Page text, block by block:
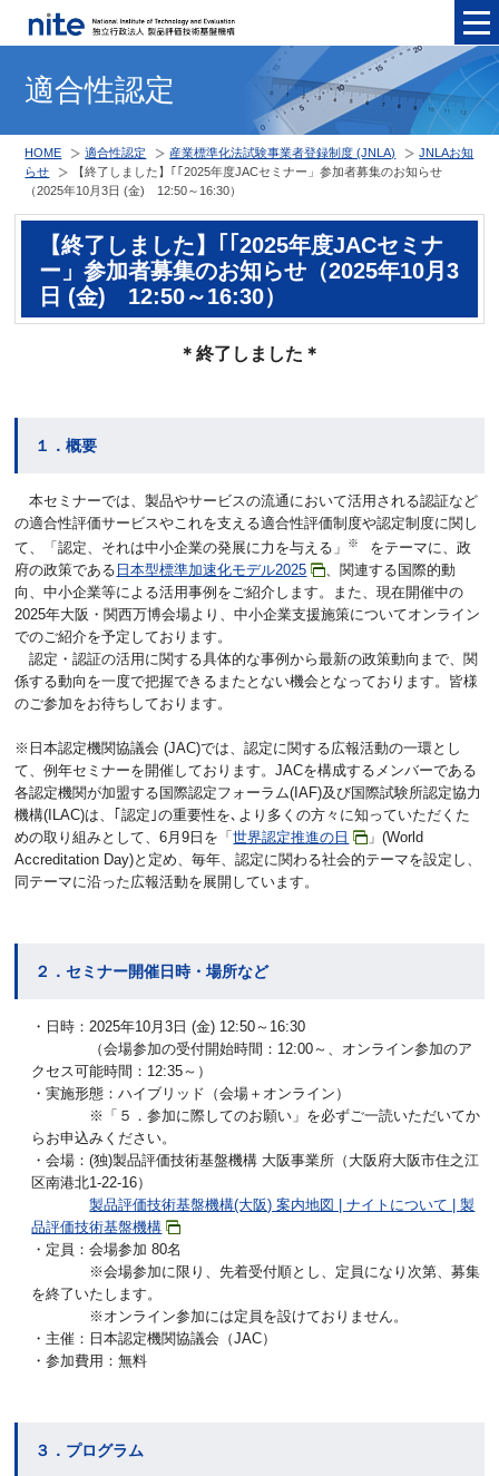
適合性認定
HOME 適合性認定 産業標準化法試験事業者登録制度 (JNLA)
JNLAお知
らせ
【終了しました】｢｢2025年度JACセミナー」参加者募集のお知らせ
（2025年10月3日 (金) 12:50～16:30）
【終了しました】｢｢2025年度JACセミナ
ー」参加者募集のお知らせ（2025年10月3
日 (金) 12:50～16:30）
＊終了しました＊
１．概要
本セミナーでは、製品やサービスの流通において活用される認証など
の適合性評価サービスやこれを支える適合性評価制度や認定制度に関し
て、「認定、それは中小企業の発展に力を与える」
※ をテーマに、政
府の政策である 日本型標準加速化モデル2025
、関連する国際的動
向、中小企業等による活用事例をご紹介します。また、現在開催中の
2025年大阪・関西万博会場より、中小企業支援施策についてオンライン
でのご紹介を予定しております。
認定・認証の活用に関する具体的な事例から最新の政策動向まで、関
係する動向を一度で把握できるまたとない機会となっております。皆様
のご参加をお待ちしております。
※日本認定機関協議会 (JAC)では、認定に関する広報活動の一環とし
て、例年セミナーを開催しております。JACを構成するメンバーである
各認定機関が加盟する国際認定フォーラム(IAF)及び国際試験所認定協力
機構(ILAC)は、｢認定｣の重要性を､より多くの方々に知っていただくた
めの取り組みとして、6月9日を「世界認定推進の日
」(World
Accreditation Day)と定め、毎年、認定に関わる社会的テーマを設定し、
同テーマに沿った広報活動を展開しています。
２．セミナー開催日時・場所など
・日時：2025年10月3日 (金) 12:50～16:30
（会場参加の受付開始時間：12:00～、オンライン参加のア
クセス可能時間：12:35～）
・実施形態：ハイブリッド（会場＋オンライン）
※「５．参加に際してのお願い」を必ずご一読いただいてか
らお申込みください。
・会場：(独)製品評価技術基盤機構 大阪事業所（大阪府大阪市住之江
区南港北1-22-16）
製品評価技術基盤機構(大阪) 案内地図 | ナイトについて | 製
品評価技術基盤機構
・定員：会場参加 80名
※会場参加に限り、先着受付順とし、定員になり次第、募集
を終了いたします。
※オンライン参加には定員を設けておりません。
・主催：日本認定機関協議会（JAC）
・参加費用：無料
３．プログラム